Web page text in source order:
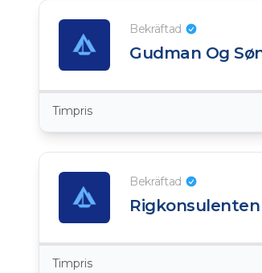
Bekräftad
Gudman Og
Timpris
Bekräftad
Rigkonsulenten
Timpris